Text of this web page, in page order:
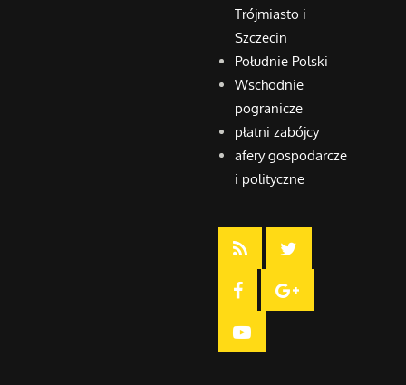
Trójmiasto i
Szczecin
Południe Polski
Wschodnie
pogranicze
płatni zabójcy
afery gospodarcze
i polityczne